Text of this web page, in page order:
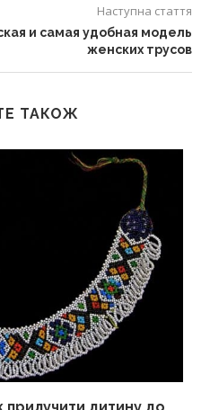
Наступна стаття
и самая удобная модель
женских трусов
ТАКОЖ